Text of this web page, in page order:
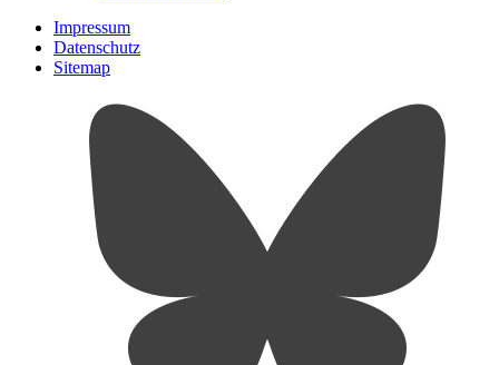
Impressum
Datenschutz
Sitemap